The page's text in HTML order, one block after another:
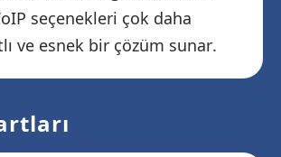
seçenekleri çok daha
ve esnek bir çözüm sunar.